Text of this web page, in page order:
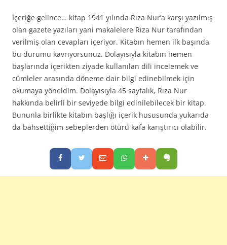
İçeriğe gelince… kitap 1941 yılında Rıza Nur’a karşı yazılmış
olan gazete yazıları yani makalelere Rıza Nur tarafından
verilmiş olan cevapları içeriyor. Kitabın hemen ilk başında
bu durumu kavrıyorsunuz. Dolayısıyla kitabın hemen
başlarında içerikten ziyade kullanılan dili incelemek ve
cümleler arasında döneme dair bilgi edinebilmek için
okumaya yöneldim. Dolayısıyla 45 sayfalık, Rıza Nur
hakkında belirli bir seviyede bilgi edinilebilecek bir kitap.
Bununla birlikte kitabın başlığı içerik hususunda yukarıda
da bahsettiğim sebeplerden ötürü kafa karıştırıcı olabilir.